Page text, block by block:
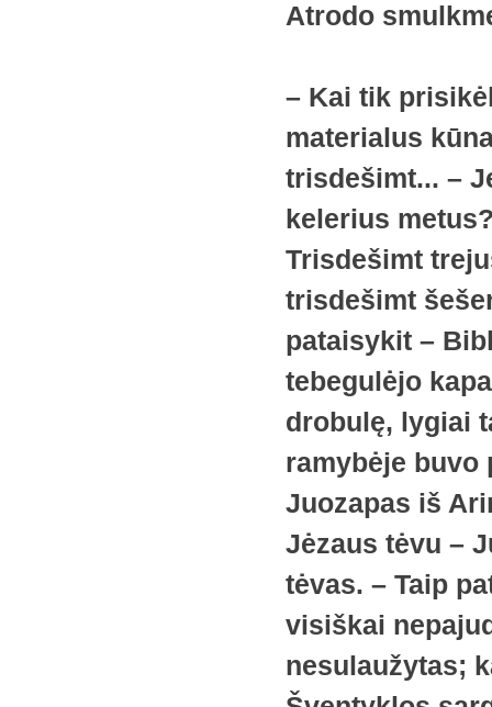
Atrodo
– Kai tik
materialus
trisdešimt... –
kelerius
Trisdešimt
trisdešimt
pataisykit –
tebegulėjo
drobulę, lygiai
ramybėje buvo
Juozapas iš
Jėzaus tėvu –
tėvas. – Taip
visiškai
nesulaužytas;